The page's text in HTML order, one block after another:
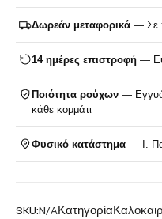
Δωρεάν μεταφορικά — Σε
14 ημέρες επιστροφή —
Ποιότητα ρούχων —
κάθε κομμάτι
Φυσικό κατάστημα — Ι.
SKU:N/AΚατηγορία